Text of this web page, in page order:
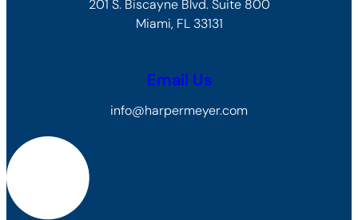
201 S. Biscayne Blvd. Suite 800
Miami, FL 33131
Email Us
info@harpermeyer.com